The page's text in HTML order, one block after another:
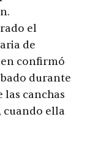
el
de
confirmó
durante
canchas
cuando ella